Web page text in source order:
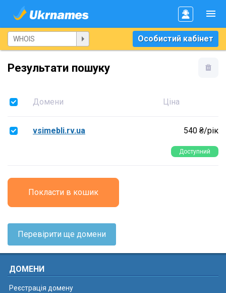
Особистий кабінет
Результати пошуку
Домени Ціна
vsimebli.rv.ua 540 ₴/рік
Доступний
Покласти в кошик
Перевірити ще домени
ДОМЕНИ
Реєстрація домену